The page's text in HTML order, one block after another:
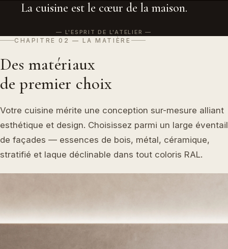
La cuisine est le cœur de la maison.
— L'ESPRIT DE L'ATELIER
CHAPITRE 02 — LA MATIÈRE
Des matériaux
de premier choix
Votre cuisine mérite une conception sur-mesure alliant
esthétique et design. Choisissez parmi un large éventail
de façades — essences de bois, métal, céramique,
stratifié et laque déclinable dans tout coloris RAL.